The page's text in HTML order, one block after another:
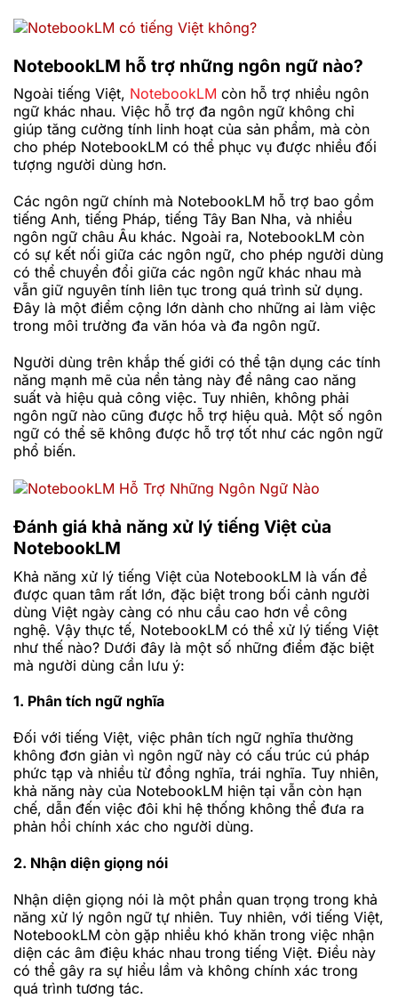
NotebookLM hỗ trợ những ngôn ngữ nào?
Ngoài tiếng Việt, NotebookLM còn hỗ trợ nhiều ngôn
ngữ khác nhau. Việc hỗ trợ đa ngôn ngữ không chỉ
giúp tăng cường tính linh hoạt của sản phẩm, mà còn
cho phép NotebookLM có thể phục vụ được nhiều đối
tượng người dùng hơn.
Các ngôn ngữ chính mà NotebookLM hỗ trợ bao gồm
tiếng Anh, tiếng Pháp, tiếng Tây Ban Nha, và nhiều
ngôn ngữ châu Âu khác. Ngoài ra, NotebookLM còn
có sự kết nối giữa các ngôn ngữ, cho phép người dùng
có thể chuyển đổi giữa các ngôn ngữ khác nhau mà
vẫn giữ nguyên tính liên tục trong quá trình sử dụng.
Đây là một điểm cộng lớn dành cho những ai làm việc
trong môi trường đa văn hóa và đa ngôn ngữ.
Người dùng trên khắp thế giới có thể tận dụng các tính
năng mạnh mẽ của nền tảng này để nâng cao năng
suất và hiệu quả công việc. Tuy nhiên, không phải
ngôn ngữ nào cũng được hỗ trợ hiệu quả. Một số ngôn
ngữ có thể sẽ không được hỗ trợ tốt như các ngôn ngữ
phổ biến.
Đánh giá khả năng xử lý tiếng Việt của
NotebookLM
Khả năng xử lý tiếng Việt của NotebookLM là vấn đề
được quan tâm rất lớn, đặc biệt trong bối cảnh người
dùng Việt ngày càng có nhu cầu cao hơn về công
nghệ. Vậy thực tế, NotebookLM có thể xử lý tiếng Việt
như thế nào? Dưới đây là một số những điểm đặc biệt
mà người dùng cần lưu ý:
1. Phân tích ngữ nghĩa
Đối với tiếng Việt, việc phân tích ngữ nghĩa thường
không đơn giản vì ngôn ngữ này có cấu trúc cú pháp
phức tạp và nhiều từ đồng nghĩa, trái nghĩa. Tuy nhiên,
khả năng này của NotebookLM hiện tại vẫn còn hạn
chế, dẫn đến việc đôi khi hệ thống không thể đưa ra
phản hồi chính xác cho người dùng.
2. Nhận diện giọng nói
Nhận diện giọng nói là một phần quan trọng trong khả
năng xử lý ngôn ngữ tự nhiên. Tuy nhiên, với tiếng Việt,
NotebookLM còn gặp nhiều khó khăn trong việc nhận
diện các âm điệu khác nhau trong tiếng Việt. Điều này
có thể gây ra sự hiểu lầm và không chính xác trong
quá trình tương tác.